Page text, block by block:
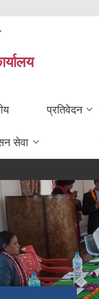
सेवा
प्रतिवेदन